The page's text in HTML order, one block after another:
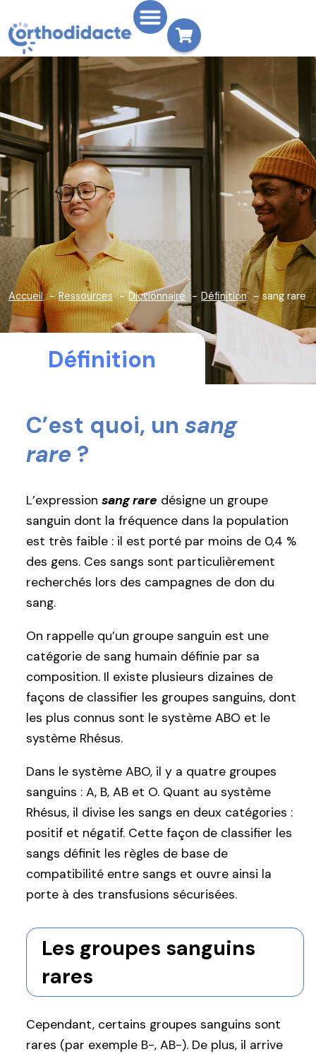
Accueil Ressources Dictionnaire Définition sang rare
Définition
C’est quoi, un sang
rare ?
L’expression sang rare désigne un groupe
sanguin dont la fréquence dans la population
est très faible : il est porté par moins de 0,4 %
des gens. Ces sangs sont particulièrement
recherchés lors des campagnes de don du
sang.
On rappelle qu’un groupe sanguin est une
catégorie de sang humain définie par sa
composition. Il existe plusieurs dizaines de
façons de classifier les groupes sanguins, dont
les plus connus sont le système ABO et le
système Rhésus.
Dans le système ABO, il y a quatre groupes
sanguins : A, B, AB et O. Quant au système
Rhésus, il divise les sangs en deux catégories :
positif et négatif. Cette façon de classifier les
sangs définit les règles de base de
compatibilité entre sangs et ouvre ainsi la
porte à des transfusions sécurisées.
Les groupes sanguins
rares
Cependant, certains groupes sanguins sont
rares (par exemple B-, AB-). De plus, il arrive